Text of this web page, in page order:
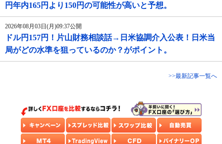
円年内165円より150円の可能性が高いと予想。
2026年08月03日(月)09:37公開
ドル円157円！片山財務相談話→日米協調介入公表！日米当
局がどの水準を狙っているのか？がポイント。
>>最新記事一覧へ